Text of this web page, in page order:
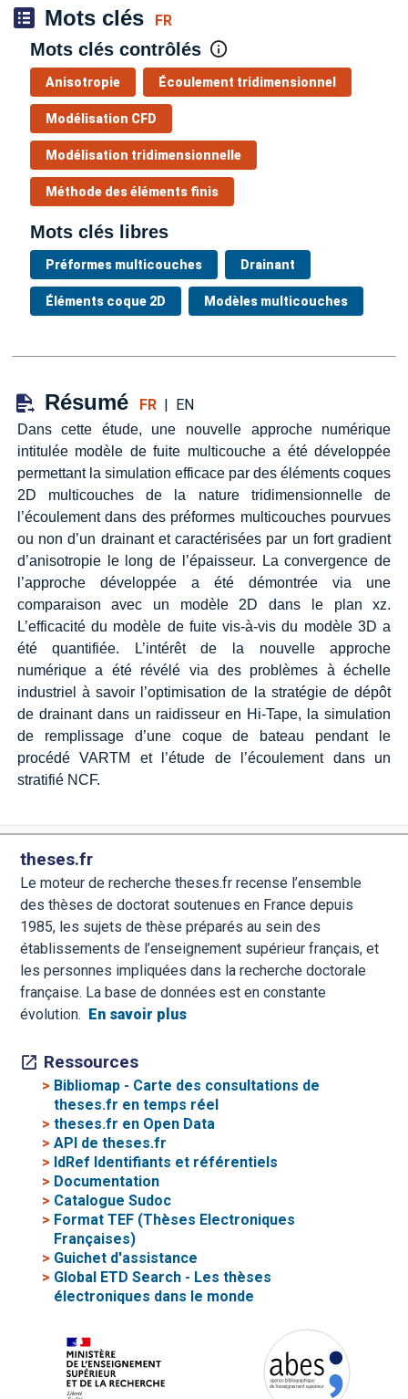
Mots clés FR
Mots clés contrôlés
Anisotropie Écoulement tridimensionnel
Modélisation CFD
Modélisation tridimensionnelle
Méthode des éléments finis
Mots clés libres
Préformes multicouches Drainant
Éléments coque 2D Modèles multicouches
Résumé FR| EN
Dans cette étude, une nouvelle approche numérique
intitulée modèle de fuite multicouche a été développée
permettant la simulation efficace par des éléments coques
2D multicouches de la nature tridimensionnelle de
l’écoulement dans des préformes multicouches pourvues
ou non d’un drainant et caractérisées par un fort gradient
d’anisotropie le long de l’épaisseur. La convergence de
l’approche développée a été démontrée via une
comparaison avec un modèle 2D dans le plan xz.
L’efficacité du modèle de fuite vis-à-vis du modèle 3D a
été quantifiée. L’intérêt de la nouvelle approche
numérique a été révélé via des problèmes à échelle
industriel à savoir l’optimisation de la stratégie de dépôt
de drainant dans un raidisseur en Hi-Tape, la simulation
de remplissage d’une coque de bateau pendant le
procédé VARTM et l’étude de l’écoulement dans un
stratifié NCF.
theses.fr
Le moteur de recherche theses.fr recense l’ensemble
des thèses de doctorat soutenues en France depuis
1985, les sujets de thèse préparés au sein des
établissements de l’enseignement supérieur français, et
les personnes impliquées dans la recherche doctorale
française. La base de données est en constante
évolution.
En savoir plus
Ressources
> Bibliomap - Carte des consultations de
theses.fr en temps réel
>theses.fr en Open Data
>API de theses.fr
> IdRef Identifiants et référentiels
> Documentation
> Catalogue Sudoc
> Format TEF (Thèses Electroniques
Françaises)
> Guichet d'assistance
> Global ETD Search - Les thèses
électroniques dans le monde